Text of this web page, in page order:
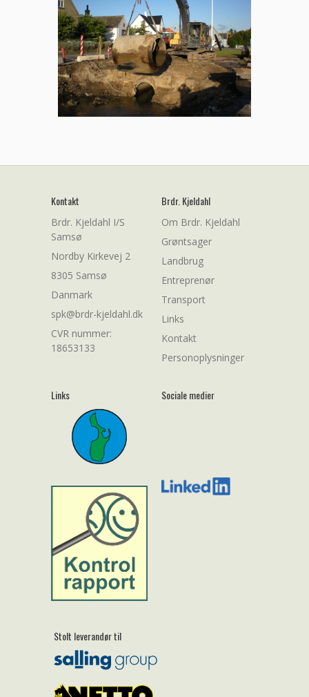
Kontakt
Brdr. Kjeldahl I/S
Samsø
Nordby Kirkevej 2
8305 Samsø
Danmark
spk@brdr-kjeldahl.dk
CVR nummer:
18653133
Brdr. Kjeldahl
Om Brdr. Kjeldahl
Grøntsager
Landbrug
Entreprenør
Transport
Links
Kontakt
Personoplysninger
Links
Stolt leverandør til
Sociale medier